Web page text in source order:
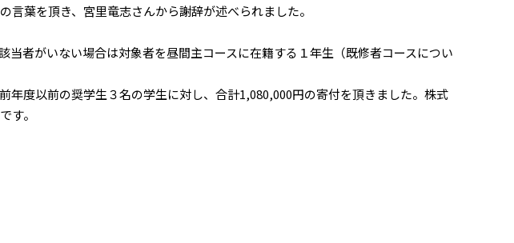
葉を頂き、宮里竜志さんから謝辞が述べられました。
者がいない場合は対象者を昼間主コースに在籍する１年生（既修者コースについ
度以前の奨学生３名の学生に対し、合計1,080,000円の寄付を頂きました。株式
す。